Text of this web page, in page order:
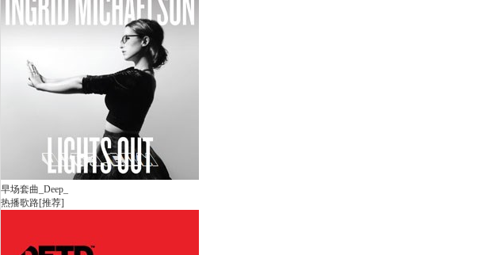
早场套曲_Deep_
热播歌路[推荐]